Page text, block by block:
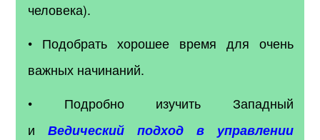
человека).
• Подобрать хорошее время для очень
важных начинаний.
• Подробно изучить Западный
иВедический подход в управлении